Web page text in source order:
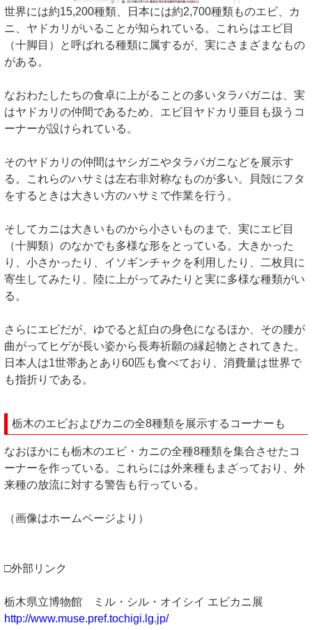
世界には約15,200種類、日本には約2,700種類ものエビ、カ
ニ、ヤドカリがいることが知られている。これらはエビ目
（十脚目）と呼ばれる種類に属するが、実にさまざまなもの
がある。
なおわたしたちの食卓に上がることの多いタラバガニは、実
はヤドカリの仲間であるため、エビ目ヤドカリ亜目も扱うコ
ーナーが設けられている。
そのヤドカリの仲間はヤシガニやタラバガニなどを展示す
る。これらのハサミは左右非対称なものが多い。貝殻にフタ
をするときは大きい方のハサミで作業を行う。
そしてカニは大きいものから小さいものまで、実にエビ目
（十脚類）のなかでも多様な形をとっている。大きかった
り、小さかったり、イソギンチャクを利用したり、二枚貝に
寄生してみたり、陸に上がってみたりと実に多様な種類がい
る。
さらにエビだが、ゆでると紅白の身色になるほか、その腰が
曲がってヒゲが長い姿から長寿祈願の縁起物とされてきた。
日本人は1世帯あとあり60匹も食べており、消費量は世界で
も指折りである。
栃木のエビおよびカニの全8種類を展示するコーナーも
なおほかにも栃木のエビ・カニの全種8種類を集合させたコ
ーナーを作っている。これらには外来種もまざっており、外
来種の放流に対する警告も行っている。
（画像はホームページより）
□外部リンク
栃木県立博物館 ミル・シル・オイシイ エビカニ展
http://www.muse.pref.tochigi.lg.jp/